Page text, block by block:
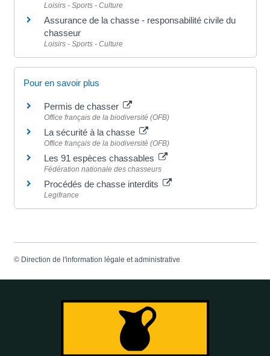
Loisirs - Sports - Culture
Assurance de la chasse - responsabilité civile du
chasseur
Loisirs - Sports - Culture
Pour en savoir plus
Permis de chasser
Office français de la biodiversité (OFB)
La sécurité à la chasse
Office français de la biodiversité (OFB)
Les 91 espèces chassables
Fédération nationale des chasseurs
Procédés de chasse interdits
Legifrance
© Direction de l'information légale et administrative